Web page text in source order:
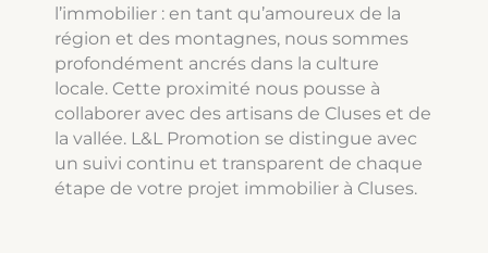
l’immobilier : en tant qu’amoureux de la
région et des montagnes, nous sommes
profondément ancrés dans la culture
locale. Cette proximité nous pousse à
collaborer avec des artisans de Cluses et de
la vallée. L&L Promotion se distingue avec
un suivi continu et transparent de chaque
étape de votre projet immobilier à Cluses.